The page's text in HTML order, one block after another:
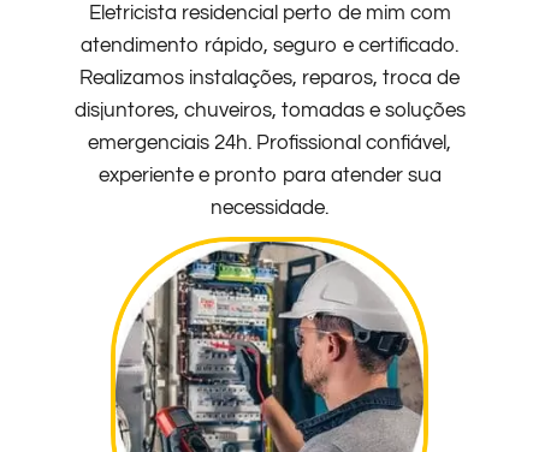
Eletricista residencial perto de mim com
atendimento rápido, seguro e certificado.
Realizamos instalações, reparos, troca de
disjuntores, chuveiros, tomadas e soluções
emergenciais 24h. Profissional confiável,
experiente e pronto para atender sua
necessidade.